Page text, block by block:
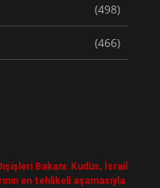
(498)
(466)
Bakanı: Kudüs, İsrail
en tehlikeli aşamasıyla